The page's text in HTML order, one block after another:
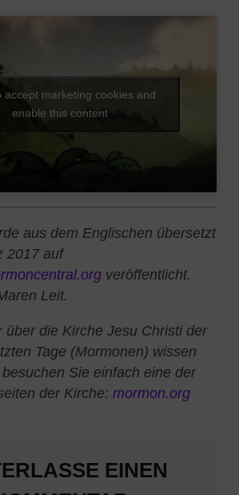
accept marketing cookies and
enable this content
aus dem Englischen übersetzt
2017 auf
veröffentlicht.
Leit.
über die Kirche Jesu Christi der
Tage (Mormonen) wissen
Sie einfach eine der
der Kirche: mormon.org
EINEN